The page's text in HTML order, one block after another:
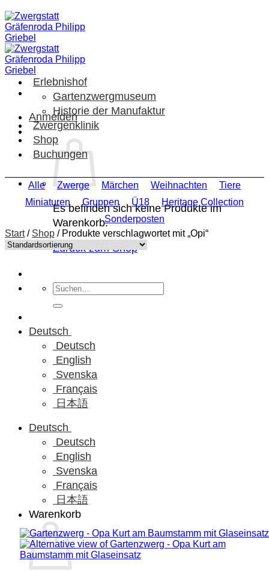
Zum
Inhalt
springen
Anmelden
Es befinden sich keine Produkte im
Warenkorb.
Zurück zum Shop
Suchen
nach:
Deutsch
Deutsch
English
Svenska
Français
日本語
Deutsch
Deutsch
English
Svenska
Français
日本語
Warenkorb
Erlebnishof
Gartenzwergmuseum
Historie der Manufaktur
Zwergenklinik
Shop
Buchungen
Alle Zwerge Märchen Weihnachten
Tiere
Miniaturen
Gruppen Ü18
Heritage Collection
Sonderposten
Start / Shop /Produkte verschlagwortet mit „Opi“